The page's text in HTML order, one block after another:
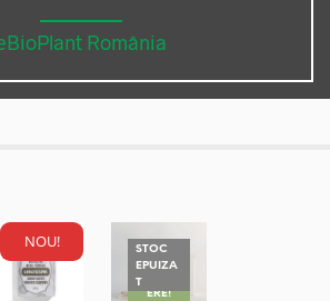
România
NOU!
STOC
EPUIZA
TREDUC
ERE!